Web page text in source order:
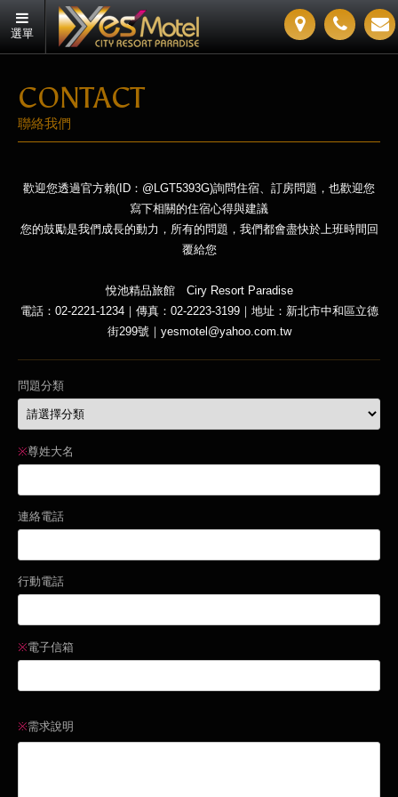
選單
CONTACT
聯絡我們
歡迎您透過官方賴(ID：@LGT5393G)詢問住宿、訂房問題，也歡迎您
寫下相關的住宿心得與建議
您的鼓勵是我們成長的動力，所有的問題，我們都會盡快於上班時間回
覆給您
悅池精品旅館 Ciry Resort Paradise
電話：02-2221-1234｜傳真：02-2223-3199｜地址：新北市中和區立德
街299號｜yesmotel@yahoo.com.tw
問題分類
※尊姓大名
連絡電話
行動電話
※電子信箱
※需求說明